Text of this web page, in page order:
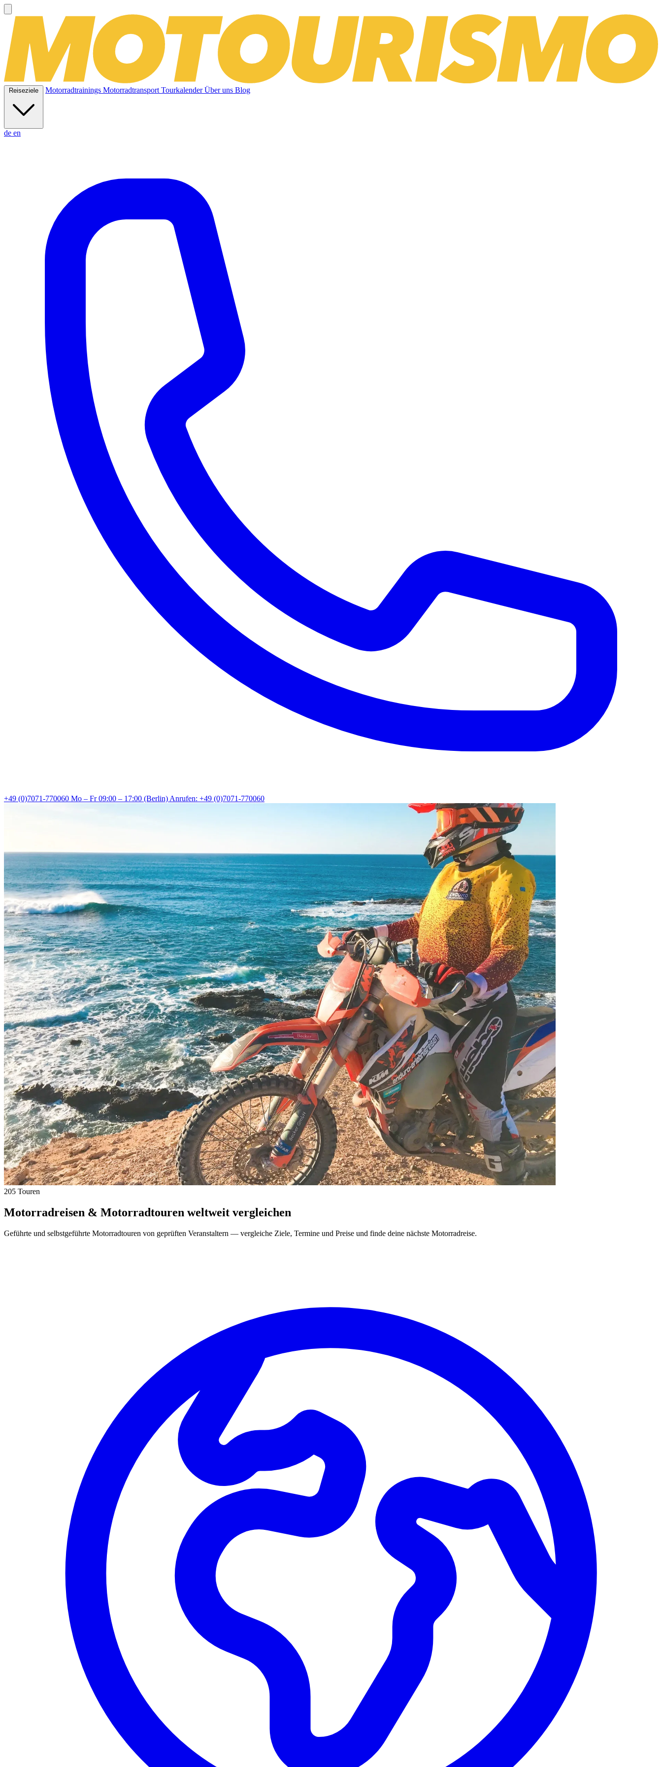
Reiseziele Motorradtrainings Motorradtransport TourkalenderÜber uns Blog
de en
+49 (0)7071-770060 Mo – Fr 09:00 – 17:00 (Berlin) Anrufen: +49 (0)7071-770060
205 Touren
Motorradreisen & Motorradtouren weltweit vergleichen
Geführte und selbstgeführte Motorradtouren von geprüften Veranstaltern — vergleiche Ziele, Termine und Preise und finde deine nächste Motorradreise.